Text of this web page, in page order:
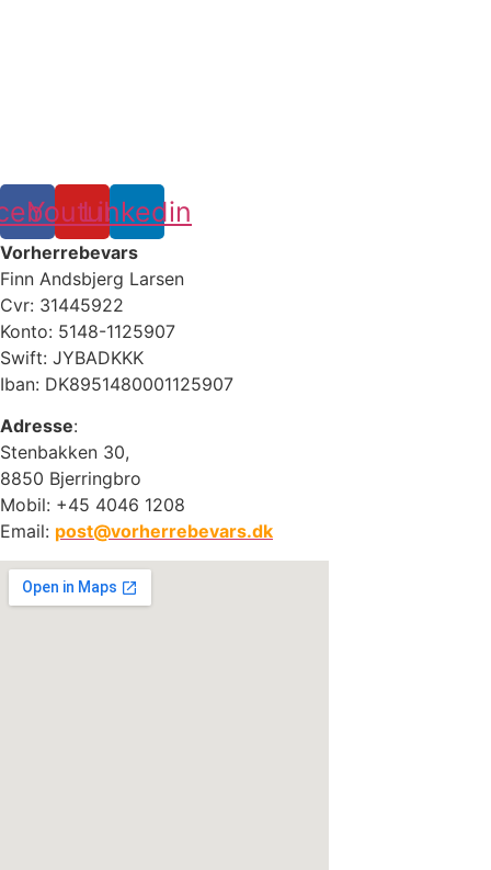
YoutubeLinkedin
Vorherrebevars
Finn Andsbjerg Larsen
Cvr: 31445922
Konto: 5148-1125907
Swift: JYBADKKK
Iban: DK8951480001125907
Adresse:
Stenbakken 30,
8850 Bjerringbro
Mobil: +45 4046 1208
Email: post@vorherrebevars.dk